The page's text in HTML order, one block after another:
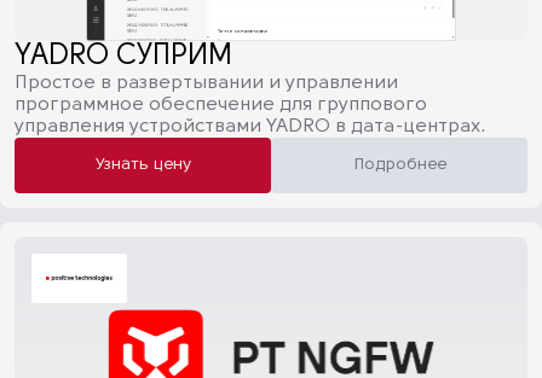
YADRO СУПРИМ
Простое в развертывании и управлении
программное обеспечение для группового
управления устройствами YADRO в дата-центрах.
Узнать цену Подробнее